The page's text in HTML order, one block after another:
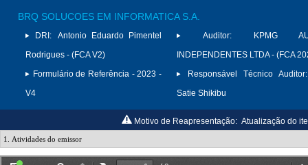
BRQ SOLUCOES EM INFORMATICA S.A.
DRI:
Antonio Eduardo Pimentel
Rodrigues - (FCA V2)
Formulário de Referência - 2023 -
V4
Auditor:
KPMG
INDEPENDENTES LTDA - (FCA
Responsável Técnico Auditor:
Satie Shikibu
Motivo de Reapresentação: Atualização do